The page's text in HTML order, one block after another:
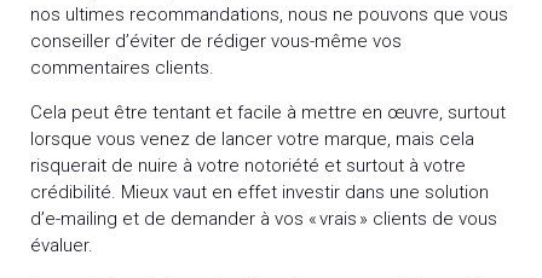
nos ultimes recommandations, nous ne pouvons que vous
conseiller d’éviter de rédiger vous-même vos
commentaires clients.
Cela peut être tentant et facile à mettre en œuvre, surtout
lorsque vous venez de lancer votre marque, mais cela
risquerait de nuire à votre notoriété et surtout à votre
crédibilité. Mieux vaut en effet investir dans une solution
d’e-mailing et de demander à vos « vrais » clients de vous
évaluer.